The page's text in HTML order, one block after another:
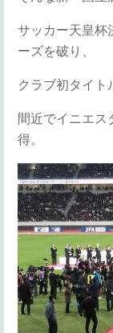
サッカー天皇杯
ーズを破り、
クラブ初タイト
間近でイニエス
得。